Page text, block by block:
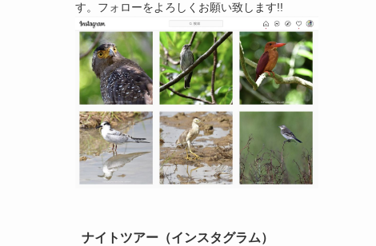
す。フォローをよろしくお願い致します!!
ナイトツアー（インスタグラム）